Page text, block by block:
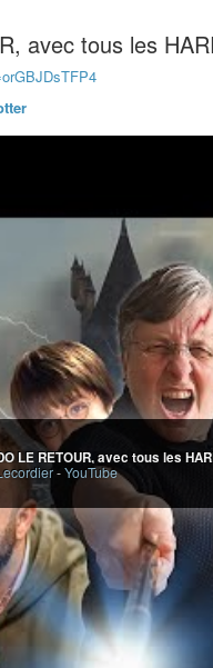
avec tous les
LE RETOUR, avec tous les
-YouTube